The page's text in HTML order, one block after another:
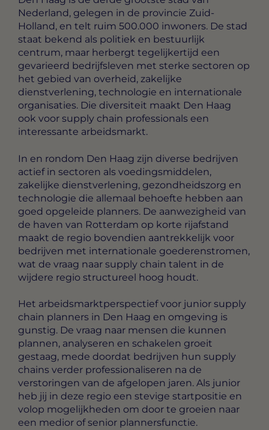
Nederland, gelegen in de provincie Zuid-
Holland, en telt ruim 500.000 inwoners. De stad
staat bekend als politiek en bestuurlijk
centrum, maar herbergt tegelijkertijd een
gevarieerd bedrijfsleven met sterke sectoren op
het gebied van overheid, zakelijke
dienstverlening, technologie en internationale
organisaties. Die diversiteit maakt Den Haag
ook voor supply chain professionals een
interessante arbeidsmarkt.
In en rondom Den Haag zijn diverse bedrijven
actief in sectoren als voedingsmiddelen,
zakelijke dienstverlening, gezondheidszorg en
technologie die allemaal behoefte hebben aan
goed opgeleide planners. De aanwezigheid van
de haven van Rotterdam op korte rijafstand
maakt de regio bovendien aantrekkelijk voor
bedrijven met internationale goederenstromen,
wat de vraag naar supply chain talent in de
wijdere regio structureel hoog houdt.
Het arbeidsmarktperspectief voor junior supply
chain planners in Den Haag en omgeving is
gunstig. De vraag naar mensen die kunnen
plannen, analyseren en schakelen groeit
gestaag, mede doordat bedrijven hun supply
chains verder professionaliseren na de
verstoringen van de afgelopen jaren. Als junior
heb jij in deze regio een stevige startpositie en
volop mogelijkheden om door te groeien naar
een medior of senior plannersfunctie.